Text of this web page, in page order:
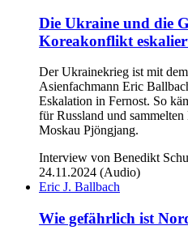
Die Ukraine und die
Koreakonflikt
Der Ukrainekrieg ist mit
Asienfachmann Eric
Eskalation in Fernost. So
für Russland und
Moskau Pjöngjang.
Interview von Benedikt
24.11.2024 (Audio)
Eric J. Ballbach
Wie gefährlich ist